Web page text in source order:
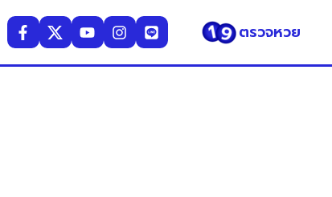
ตรวจหวย